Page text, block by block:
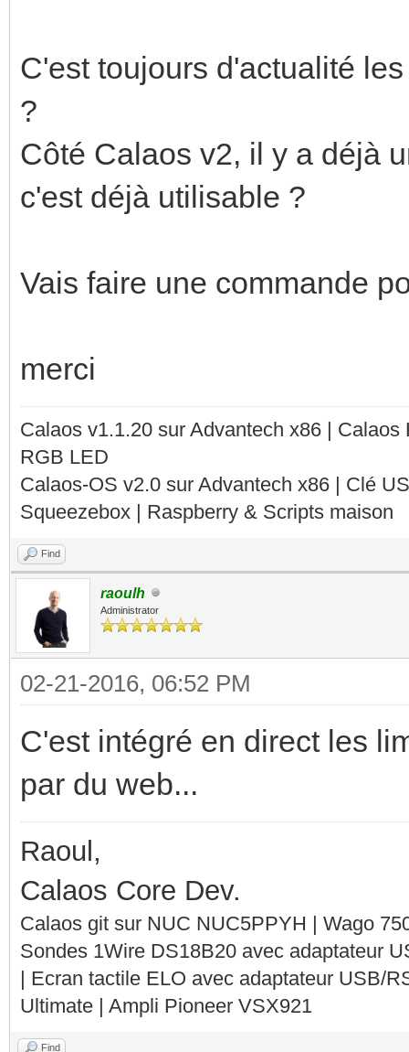
C'est toujours d'actualité
?
Côté Calaos v2, il y a déjà
c'est déjà utilisable ?
Vais faire une commande
merci
Calaos v1.1.20 sur Advantech x86 |
RGB LED
Calaos-OS v2.0 sur Advantech x86 | Clé
Squeezebox | Raspberry & Scripts maison
Find
raoulh
Administrator
02-21-2016, 06:52 PM
C'est intégré en direct les
par du web...
Raoul,
Calaos Core Dev.
Calaos git sur NUC NUC5PPYH | Wago
Sondes 1Wire DS18B20 avec adaptateur
| Ecran tactile ELO avec adaptateur USB/
Ultimate | Ampli Pioneer VSX921
Find